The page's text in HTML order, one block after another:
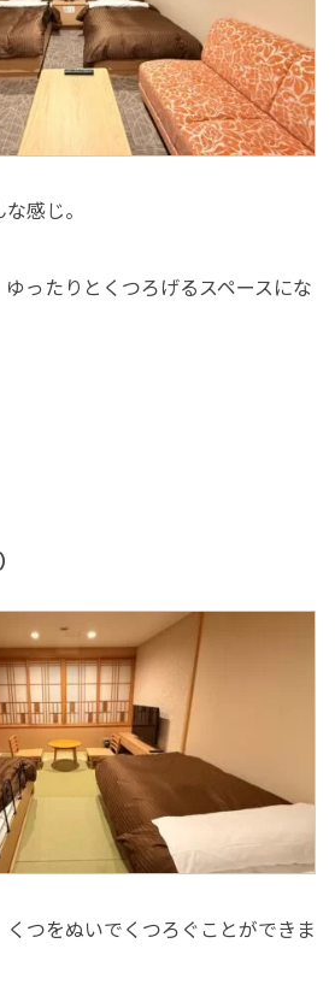
な感じ。
ったりとくつろげるスペースにな
くつをぬいでくつろぐことができま